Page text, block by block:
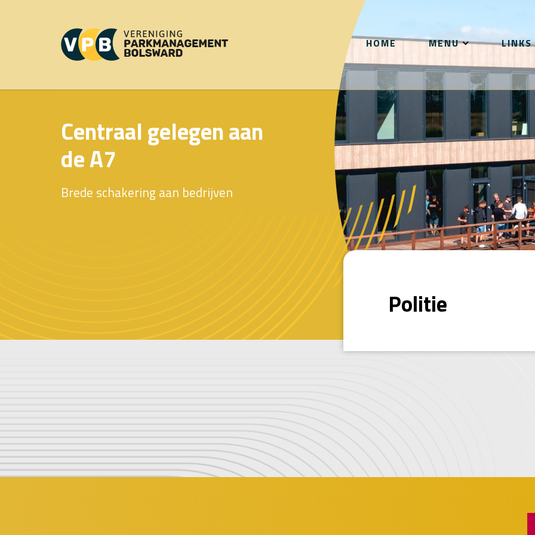
HOME MENU
OVER VPB
STRUKTUUR EN
ORGANISATIE
COLLECTIEVE
COLLECTIEVE
PARTNERS
MELDPUNT
LINKS
Centraal gelegen aan
de A7
Brede schakering aan bedrijven
Politie